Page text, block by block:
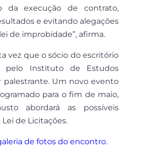
da execução de contrato,
e evitando alegações
de improbidade”, afirma.
vez que o sócio do escritório
pelo Instituto de Estudos
palestrante. Um novo evento
para o fim de maio,
abordará as possíveis
de Licitações.
de fotos do encontro.